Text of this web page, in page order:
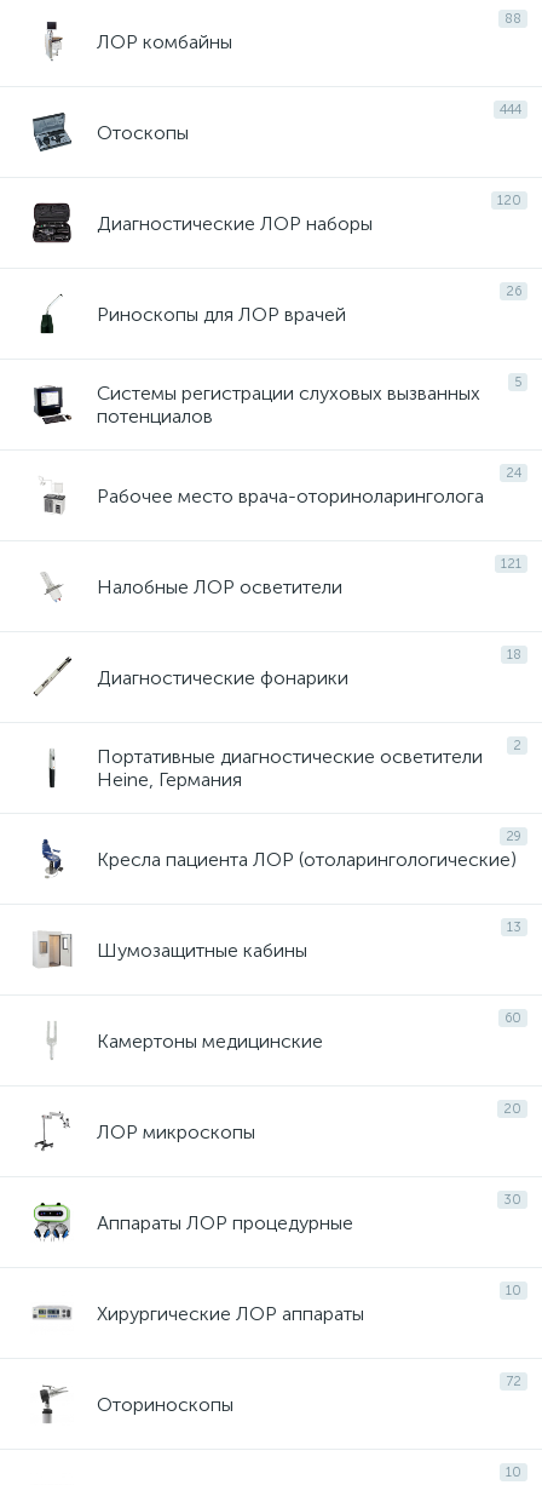
88
ЛОР комбайны
444
Отоскопы
120
Диагностические ЛОР наборы
26
Риноскопы для ЛОР врачей
5
Системы регистрации слуховых вызванных
потенциалов
24
Рабочее место врача-оториноларинголога
121
Налобные ЛОР осветители
18
Диагностические фонарики
2
Портативные диагностические осветители
Heine, Германия
29
Кресла пациента ЛОР (отоларингологические)
13
Шумозащитные кабины
60
Камертоны медицинские
20
ЛОР микроскопы
30
Аппараты ЛОР процедурные
10
Хирургические ЛОР аппараты
72
Оториноскопы
10